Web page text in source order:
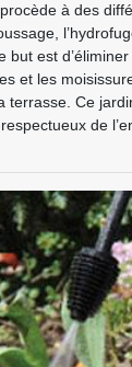
à des
but est
et les
terrasse. Ce
de